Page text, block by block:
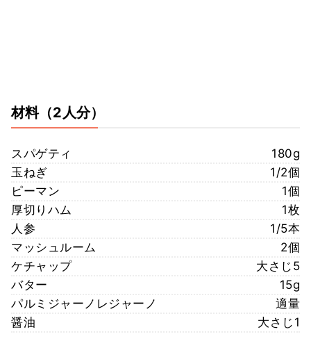
材料（2人分）
スパゲティ
180g
玉ねぎ
1/2個
ピーマン
1個
厚切りハム
1枚
人参
1/5本
マッシュルーム
2個
ケチャップ
大さじ5
バター
15g
パルミジャーノレジャーノ
適量
醤油
大さじ1